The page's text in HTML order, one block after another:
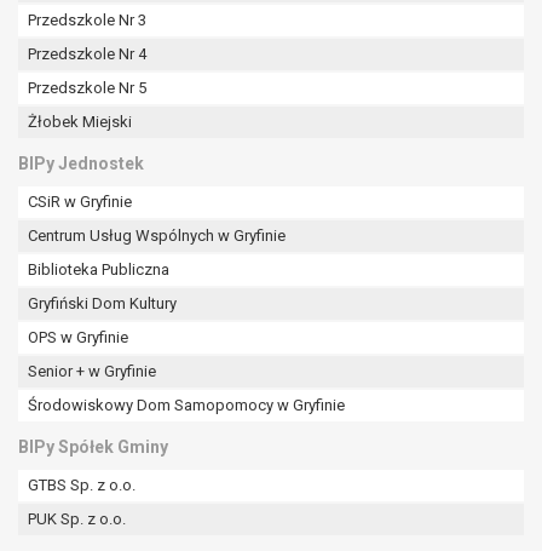
Przedszkole Nr 3
Przedszkole Nr 4
Przedszkole Nr 5
Żłobek Miejski
BIPy Jednostek
CSiR w Gryfinie
Centrum Usług Wspólnych w Gryfinie
Biblioteka Publiczna
Gryfiński Dom Kultury
OPS w Gryfinie
Senior + w Gryfinie
Środowiskowy Dom Samopomocy w Gryfinie
BIPy Spółek Gminy
GTBS Sp. z o.o.
PUK Sp. z o.o.
tym również profilowaniu.